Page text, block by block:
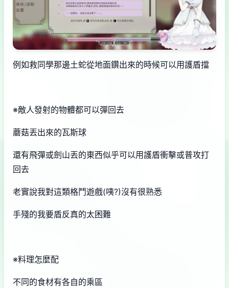
例如救同學那邊土蛇從地面鑽出來的時候可以用護盾擋
※敵人發射的物體都可以彈回去
蘑菇丟出來的瓦斯球
還有飛彈或劍山丟的東西似乎可以用護盾衝擊或普攻打
回去
老實說我對這類格鬥遊戲(咦?)沒有很熟悉
手殘的我要盾反真的太困難
※料理怎麼配
不同的食材有各自的乘區